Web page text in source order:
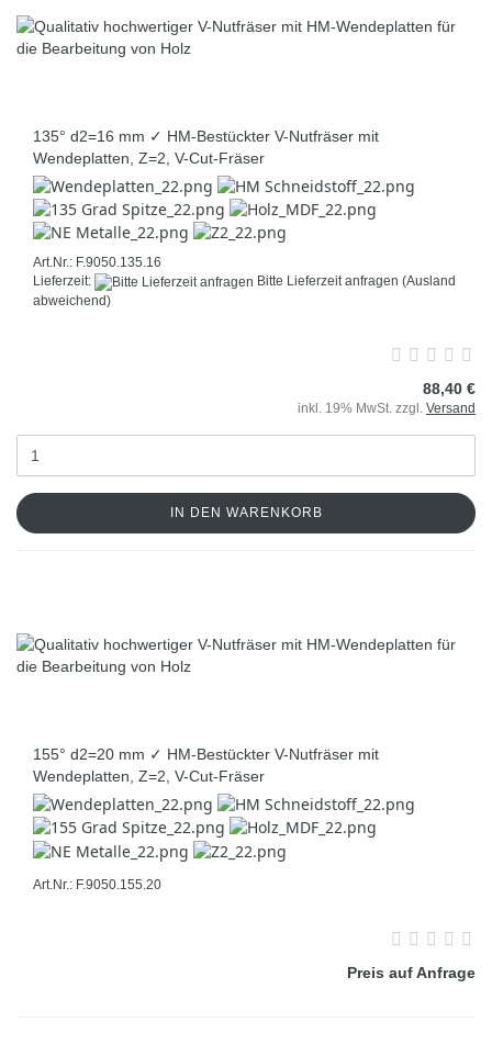
135° d2=16 mm ✓ HM-Bestückter V-Nutfräser mit
Wendeplatten, Z=2, V-Cut-Fräser
Art.Nr.: F.9050.135.16
Lieferzeit:
Bitte Lieferzeit anfragen (Ausland
abweichend)
88,40 €
inkl. 19% MwSt. zzgl. Versand
IN DEN WARENKORB
155° d2=20 mm ✓ HM-Bestückter V-Nutfräser mit
Wendeplatten, Z=2, V-Cut-Fräser
Art.Nr.: F.9050.155.20
Preis auf Anfrage